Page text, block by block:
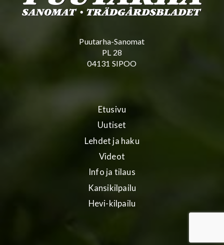
Puutarha-Sanomat
PL 28
04131 SIPOO
Etusivu
Uutiset
Lehdet ja haku
Videot
Info ja tilaus
Kansikilpailu
Hevi-kilpailu